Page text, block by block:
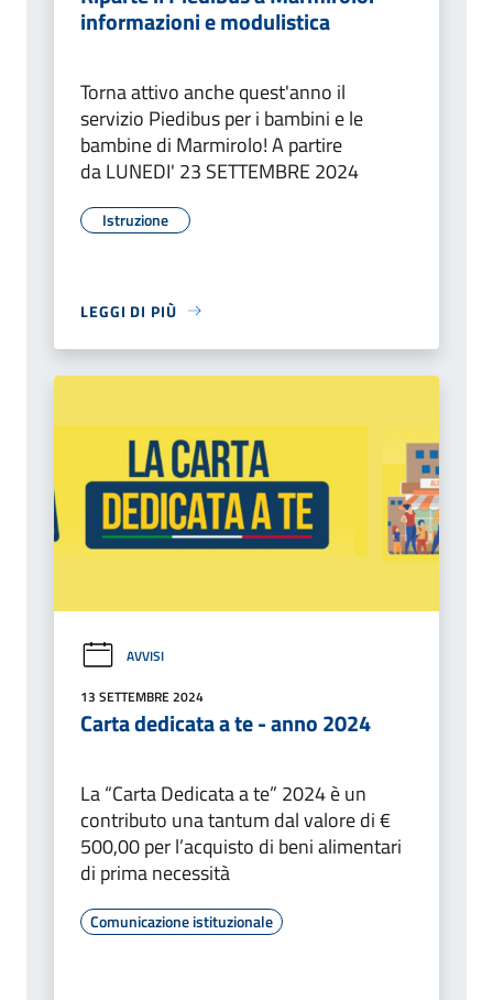
informazioni e modulistica
Torna attivo anche quest'anno il
servizio Piedibus per i bambini e le
bambine di Marmirolo! A partire
da LUNEDI' 23 SETTEMBRE 2024
Istruzione
LEGGI DI PIÙ
AVVISI
13 SETTEMBRE 2024
Carta dedicata a te - anno 2024
La “Carta Dedicata a te” 2024 è un
contributo una tantum dal valore di €
500,00 per l’acquisto di beni alimentari
di prima necessità
Comunicazione istituzionale